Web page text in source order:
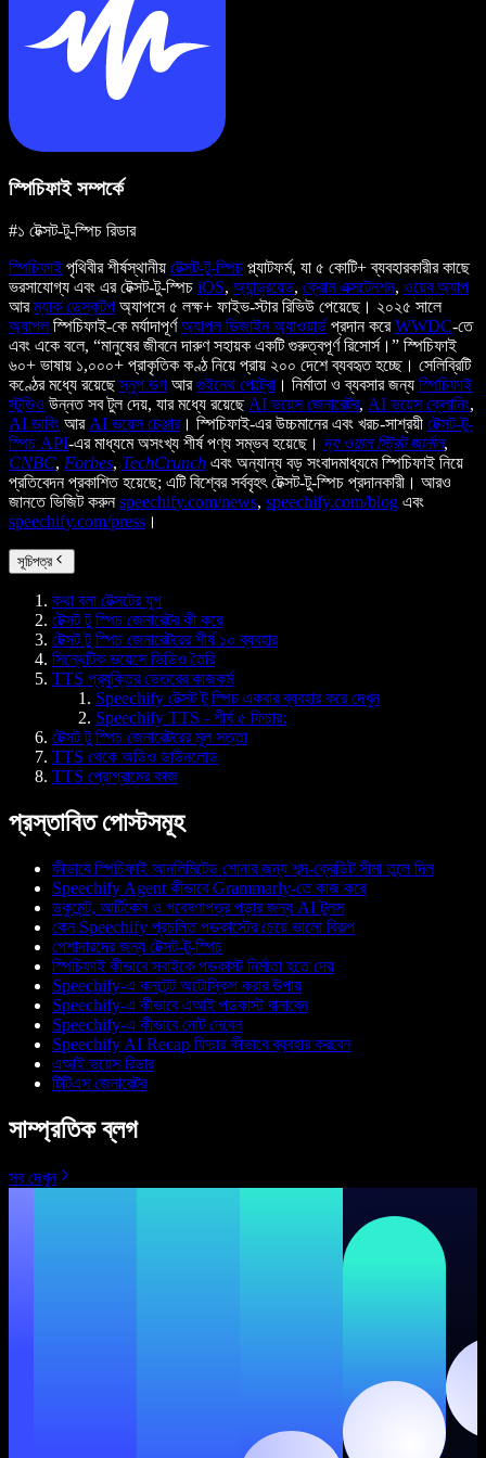
স্পিচিফাই সম্পর্কে
#১ টেক্সট-টু-স্পিচ রিডার
স্পিচিফাই পৃথিবীর শীর্ষস্থানীয় টেক্সট-টু-স্পিচ প্ল্যাটফর্ম, যা ৫ কোটি+ ব্যবহারকারীর কাছে
ভরসাযোগ্য এবং এর টেক্সট-টু-স্পিচ iOS, অ্যান্ড্রয়েড, ক্রোম এক্সটেনশন, ওয়েব অ্যাপ
আরম্যাক ডেস্কটপ অ্যাপসে ৫ লক্ষ+ ফাইভ-স্টার রিভিউ পেয়েছে। ২০২৫ সালে
অ্যাপলস্পিচিফাই-কে মর্যাদাপূর্ণঅ্যাপল ডিজাইন অ্যাওয়ার্ড প্রদান করেWWDC-তে
এবং একে বলে, “মানুষের জীবনে দারুণ সহায়ক একটি গুরুত্বপূর্ণ রিসোর্স।” স্পিচিফাই
৬০+ ভাষায় ১,০০০+ প্রাকৃতিক কণ্ঠ নিয়ে প্রায় ২০০ দেশে ব্যবহৃত হচ্ছে। সেলিব্রিটি
কণ্ঠের মধ্যে রয়েছেস্নুপ ডগ আরগুইনেথ পেল্ট্রো । নির্মাতা ও ব্যবসার জন্য স্পিচিফাই
স্টুডিও উন্নত সব টুল দেয়, যার মধ্যে রয়েছে AI ভয়েস জেনারেটর, AI ভয়েস ক্লোনিং,
AI ডাবিং আর AI ভয়েস চেঞ্জার। স্পিচিফাই-এর উচ্চমানের এবং খরচ-সাশ্রয়ী টেক্সট-টু-
স্পিচ API-এর মাধ্যমে অসংখ্য শীর্ষ পণ্য সম্ভব হয়েছে। দ্য ওয়াল স্ট্রিট জার্নাল,
CNBC, Forbes, TechCrunch এবং অন্যান্য বড় সংবাদমাধ্যমে স্পিচিফাই নিয়ে
প্রতিবেদন প্রকাশিত হয়েছে; এটি বিশ্বের সর্ববৃহৎ টেক্সট-টু-স্পিচ প্রদানকারী। আরও
জানতে ভিজিট করুনspeechify.com/news, speechify.com/blog এবং
speechify.com/press ।
সূচিপত্র
কথা বলা টেক্সটের যুগ
টেক্সট টু স্পিচ জেনারেটর কী করে
টেক্সট টু স্পিচ জেনারেটরের শীর্ষ ১০ ব্যবহার
সিন্থেটিক ভয়েসে ভিডিও তৈরি
TTS প্রযুক্তির ভেতরের কাজকর্ম
Speechify টেক্সট টু স্পিচ একবার ব্যবহার করে দেখুন
Speechify TTS - শীর্ষ ৫ ফিচার:
টেক্সট টু স্পিচ জেনারেটরের মূল সত্তা
TTS থেকে অডিও ডাউনলোড
TTS প্রোগ্রামের কাজ
প্রস্তাবিত পোস্টসমূহ
কীভাবে স্পিচিফাই আনলিমিটেড শোনার জন্য শব্দ-ক্রেডিট সীমা তুলে দিল
Speechify Agent কীভাবে Grammarly-তে কাজ করে
ডকুমেন্ট, আর্টিকেল ও গবেষণাপত্র পড়ার জন্য AI টুলস
কেন Speechify প্রচলিত পডকাস্টের চেয়ে ভালো বিকল্প
পেশাদারদের জন্য টেক্সট-টু-স্পিচ
স্পিচিফাই কীভাবে সবাইকে পডকাস্ট নির্মাতা হতে দেয়
Speechify-এ কনটেন্ট অটোস্কিপ করার উপায়
Speechify-এ কীভাবে এআই পডকাস্ট বানাবেন
Speechify-এ কীভাবে নোট নেবেন
Speechify AI Recap ফিচার কীভাবে ব্যবহার করবেন
এআই ভয়েস রিডার
টিটিএস জেনারেটর
সাম্প্রতিক ব্লগ
সব দেখুন